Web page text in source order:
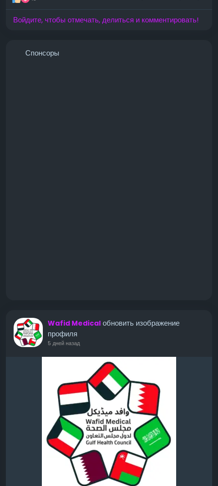
Войдите, чтобы отмечать, делиться и комментировать!
Спонсоры
Wafid Medical обновить изображение
профиля
5 дней назад